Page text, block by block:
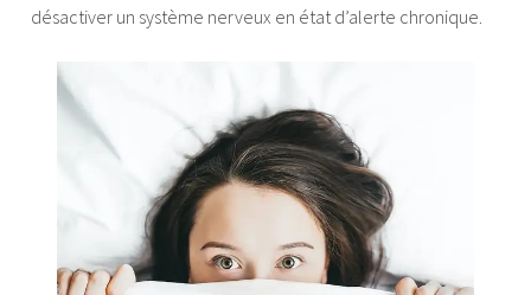
désactiver un système nerveux en état d’alerte chronique.